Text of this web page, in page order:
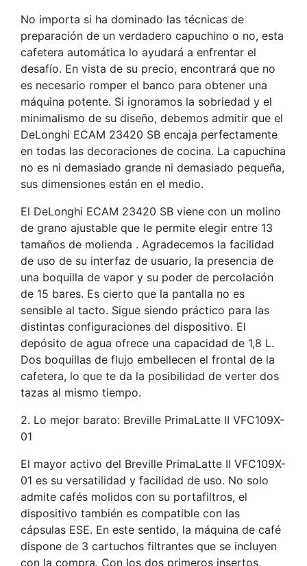
No importa si ha dominado las técnicas de
preparación de un verdadero capuchino o no, esta
cafetera automática lo ayudará a enfrentar el
desafío. En vista de su precio, encontrará que no
es necesario romper el banco para obtener una
máquina potente. Si ignoramos la sobriedad y el
minimalismo de su diseño, debemos admitir que el
DeLonghi ECAM 23420 SB encaja perfectamente
en todas las decoraciones de cocina. La capuchina
no es ni demasiado grande ni demasiado pequeña,
sus dimensiones están en el medio.
El DeLonghi ECAM 23420 SB viene con un molino
de grano ajustable que le permite elegir entre 13
tamaños de molienda . Agradecemos la facilidad
de uso de su interfaz de usuario, la presencia de
una boquilla de vapor y su poder de percolación
de 15 bares. Es cierto que la pantalla no es
sensible al tacto. Sigue siendo práctico para las
distintas configuraciones del dispositivo. El
depósito de agua ofrece una capacidad de 1,8 L.
Dos boquillas de flujo embellecen el frontal de la
cafetera, lo que te da la posibilidad de verter dos
tazas al mismo tiempo.
2. Lo mejor barato: Breville PrimaLatte II VFC109X-
01
El mayor activo del Breville PrimaLatte II VFC109X-
01 es su versatilidad y facilidad de uso. No solo
admite cafés molidos con su portafiltros, el
dispositivo también es compatible con las
cápsulas ESE. En este sentido, la máquina de café
dispone de 3 cartuchos filtrantes que se incluyen
con la compra. Con los dos primeros insertos,